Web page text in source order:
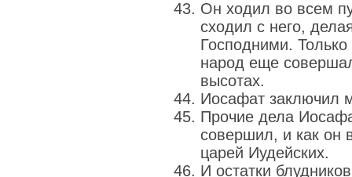
Он ходил во всем
сходил с него,
Господними.
народ еще
высотах.
Иосафат заключил
Прочие дела
совершил, и как он
царей Иудейских.
И остатки